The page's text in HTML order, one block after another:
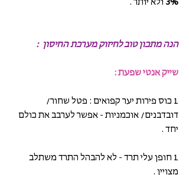
3% ולא יותר .
הנה מתכון טוב לחיזוק מערכת החיסון  :
שייק אנטי שפעת :
1 כוס פירות יער קפואים : פטל שחור/
דובדבנים/ אוכמניות - אפשר לערבב את כולם
יחד .
1 חופן עלי תרד - לא להבהל התרד משתלב
מצויין .